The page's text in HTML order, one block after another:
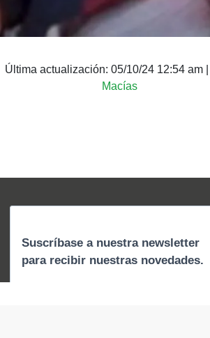
Última actualización: 05/10/24 12:54 am|
Macías